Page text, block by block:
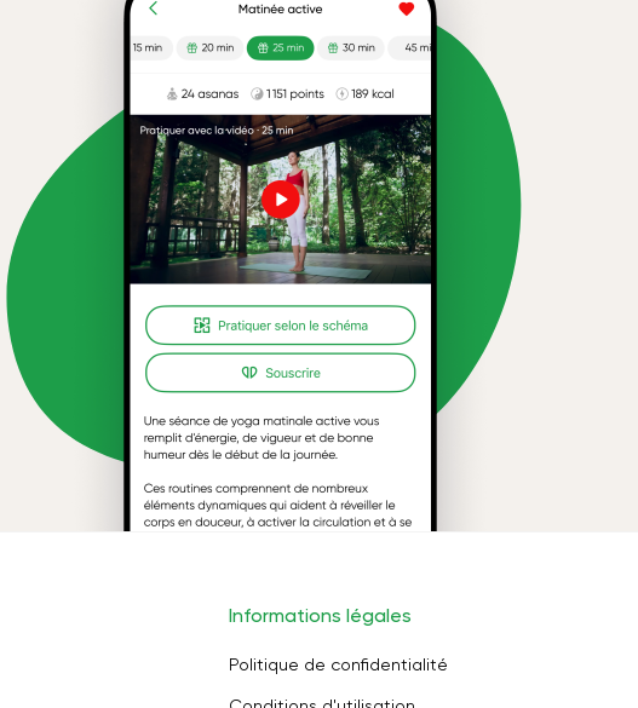
Informations légales
Politique de confidentialité